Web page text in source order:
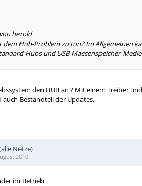
herold
dem Hub-Problem zu tun? Im Allgemeinen
Hubs und USB-Massenspeicher-
den HUB an ? Mit einem Treiber
auch Bestandteil der Updates.
Netze)
2010
im Betrieb